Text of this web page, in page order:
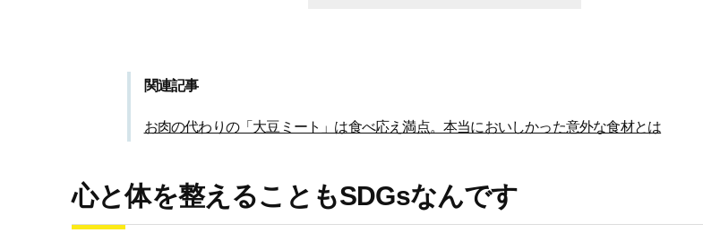
関連記事
お肉の代わりの「大豆ミート」は食べ応え満点。本当においしかった意外な食材とは
心と体を整えることもSDGsなんです